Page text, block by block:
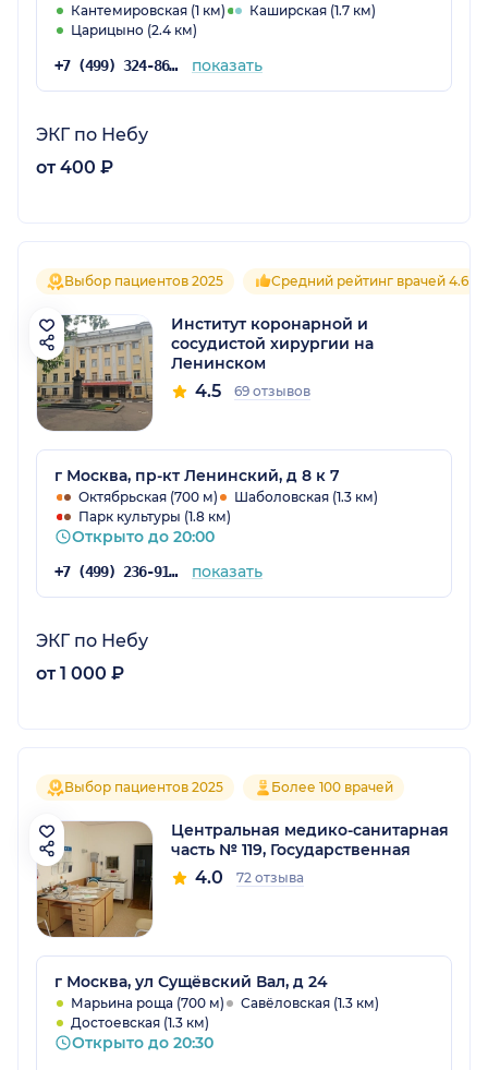
Кантемировская (1 км)
Каширская (1.7 км)
Царицыно (2.4 км)
+7 (499) 324-86-56 показать
ЭКГ по Небу
от 400 ₽
Выбор пациентов 2025 Средний рейтинг врачей 4.6
Институт коронарной и
сосудистой хирургии на
Ленинском
4.5 69 отзывов
г Москва, пр-кт Ленинский, д 8 к 7
Октябрьская (700 м)
Шаболовская (1.3 км)
Парк культуры (1.8 км)
Открыто до 20:00
+7 (499) 236-91-96 показать
ЭКГ по Небу
от 1 000 ₽
Выбор пациентов 2025 Более 100 врачей
Центральная медико-санитарная
часть № 119, Государственная
4.0 72 отзыва
г Москва, ул Сущёвский Вал, д 24
Марьина роща (700 м)
Савёловская (1.3 км)
Достоевская (1.3 км)
Открыто до 20:30